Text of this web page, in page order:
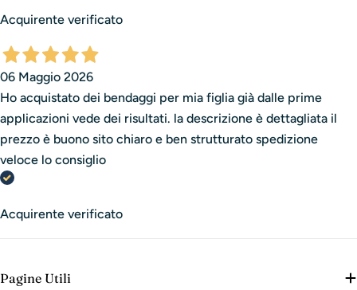
Acquirente verificato
06 Maggio 2026
Ho acquistato dei bendaggi per mia figlia già dalle prime
applicazioni vede dei risultati. la descrizione è dettagliata il
prezzo è buono sito chiaro e ben strutturato spedizione
veloce lo consiglio
Acquirente verificato
Pagine Utili